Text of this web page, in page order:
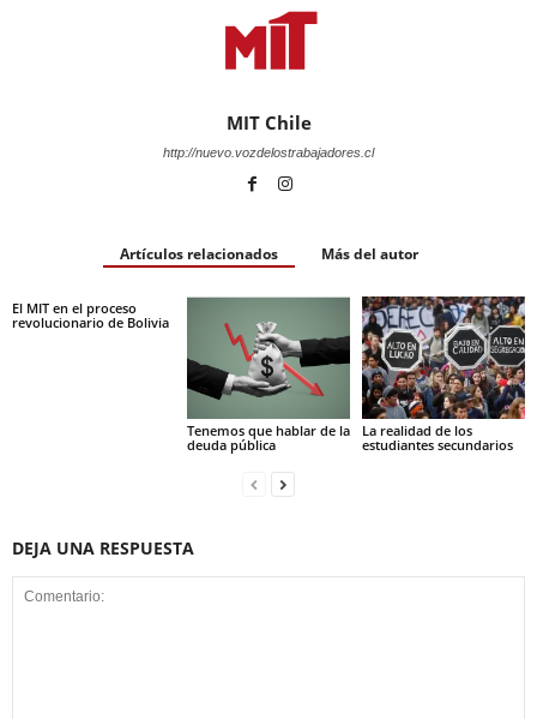
MIT Chile
http://nuevo.vozdelostrabajadores.cl
Artículos relacionados Más del autor
El MIT en el proceso
revolucionario de Bolivia
Tenemos que hablar de la
deuda pública
La realidad de los
estudiantes secundarios
DEJA UNA RESPUESTA